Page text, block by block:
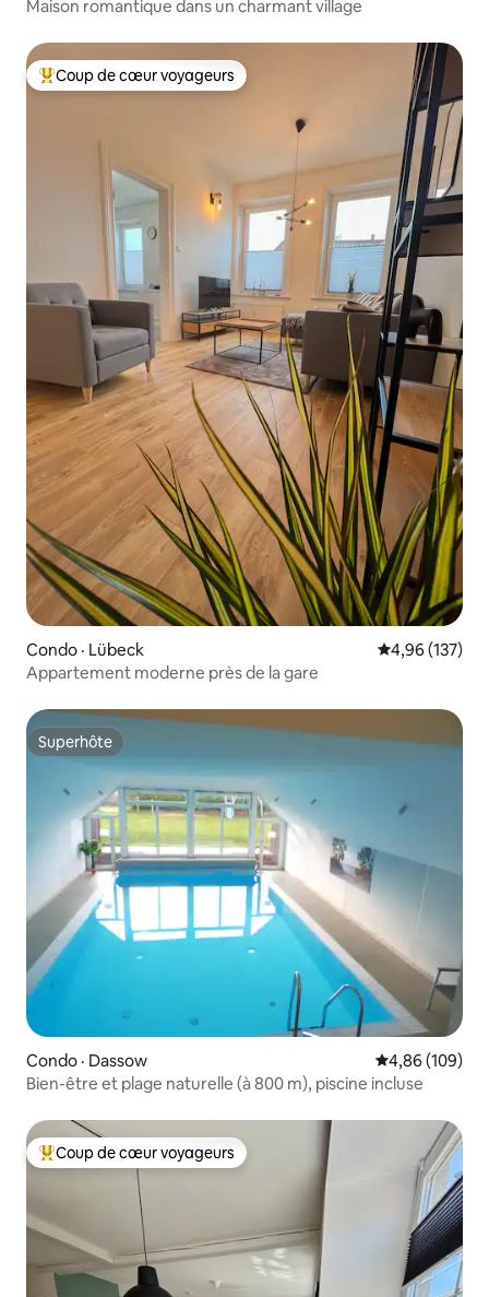
Maison romantique dans un charmant village
Coup de cœur voyageurs parmi les plus aimés
Coup de cœur voyageurs
Condo · Lübeck Note
4,96 (137)
Appartement moderne près de la gare
Superhôte
Superhôte
Condo · Dassow Note
4,86 (109)
Bien-être et plage naturelle (à 800 m), piscine incluse
Coup de cœur voyageurs parmi les plus aimés
Coup de cœur voyageurs